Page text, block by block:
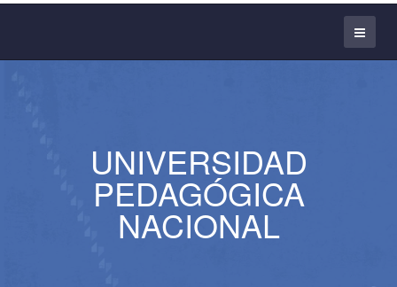
UNIVERSIDAD
PEDAGÓGICA
NACIONAL